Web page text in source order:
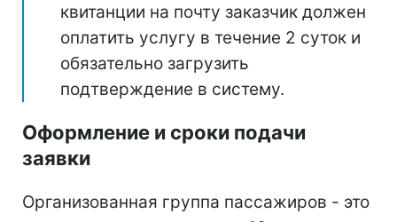
квитанции на почту заказчик должен
оплатить услугу в течение 2 суток и
обязательно загрузить
подтверждение в систему.
Оформление и сроки подачи
заявки
Организованная группа пассажиров - это